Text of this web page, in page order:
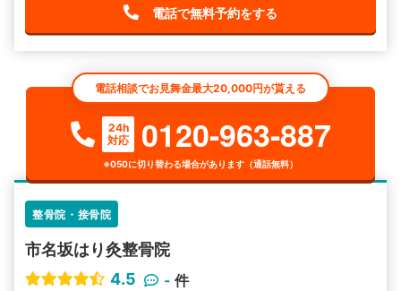
電話で無料予約をする
電話相談でお見舞金最大20,000円が貰える
24h
対応
0120-963-887
※050に切り替わる場合があります（通話無料）
整骨院・接骨院
市名坂はり灸整骨院
4.5
- 件